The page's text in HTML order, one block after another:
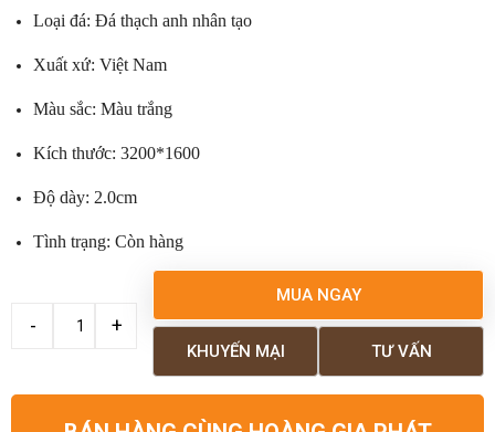
Loại đá: Đá thạch anh nhân tạo
Xuất xứ: Việt Nam
Màu sắc: Màu trắng
Kích thước: 3200*1600
Độ dày: 2.0cm
Tình trạng: Còn hàng
MUA NGAY
TƯ VẤN
KHUYẾN MẠI